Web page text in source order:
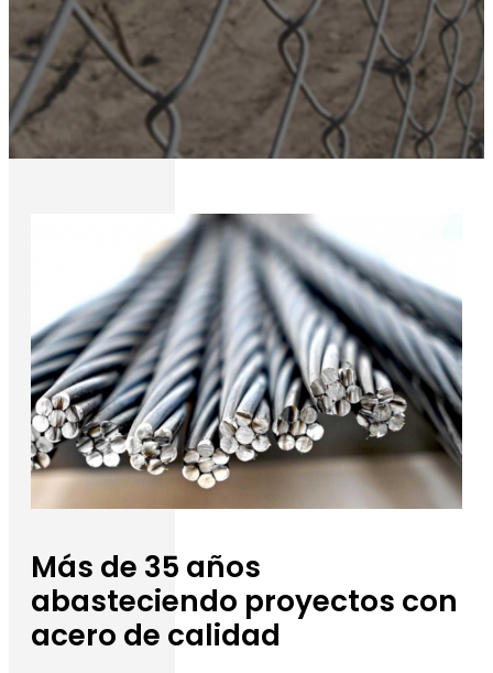
Más de 35 años
abasteciendo proyectos con
acero de calidad